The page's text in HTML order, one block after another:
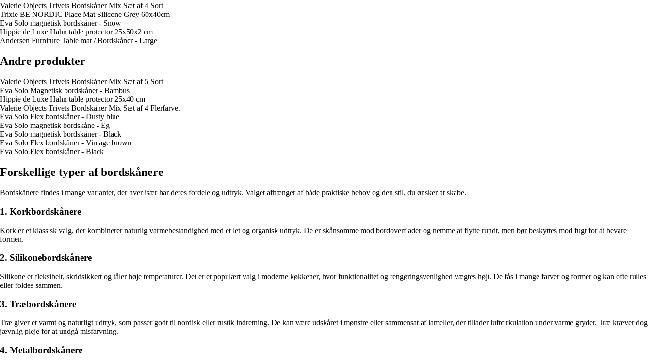
Valerie Objects Trivets Bordskåner Mix Sæt af 4 Sort
Trixie BE NORDIC Place Mat Silicone Grey 60x40cm
Eva Solo magnetisk bordskåner - Snow
Hippie de Luxe Hahn table protector 25x50x2 cm
Andersen Furniture Table mat / Bordskåner - Large
Andre produkter
Valerie Objects Trivets Bordskåner Mix Sæt af 5 Sort
Eva Solo Magnetisk bordskåner - Bambus
Hippie de Luxe Hahn table protector 25x40 cm
Valerie Objects Trivets Bordskåner Mix Sæt af 4 Flerfarvet
Eva Solo Flex bordskåner - Dusty blue
Eva Solo magnetisk bordskåne - Eg
Eva Solo magnetisk bordskåner - Black
Eva Solo Flex bordskåner - Vintage brown
Eva Solo Flex bordskåner - Black
Forskellige typer af bordskånere
Bordskånere findes i mange varianter, der hver især har deres fordele og udtryk. Valget afhænger af både praktiske behov og den stil, du ønsker at skabe.
1. Korkbordskånere
Kork er et klassisk valg, der kombinerer naturlig varmebestandighed med et let og organisk udtryk. De er skånsomme mod bordoverflader og nemme at flytte rundt, men bør beskyttes mod fugt for at bevare
formen.
2. Silikonebordskånere
Silikone er fleksibelt, skridsikkert og tåler høje temperaturer. Det er et populært valg i moderne køkkener, hvor funktionalitet og rengøringsvenlighed vægtes højt. De fås i mange farver og former og kan ofte rulles
eller foldes sammen.
3. Træbordskånere
Træ giver et varmt og naturligt udtryk, som passer godt til nordisk eller rustik indretning. De kan være udskåret i mønstre eller sammensat af lameller, der tillader luftcirkulation under varme gryder. Træ kræver dog
jævnlig pleje for at undgå misfarvning.
4. Metalbordskånere